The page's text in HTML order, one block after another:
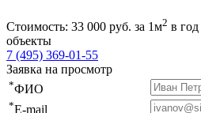
Стоимость: 33 000 руб. за 1м2 в год
объекты
7 (495) 369-01-55
Заявка на просмотр
*ФИО
*E-mail